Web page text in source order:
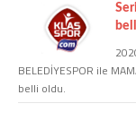
Hakkımızda
BELEDİYESPOR ile
belli oldu.